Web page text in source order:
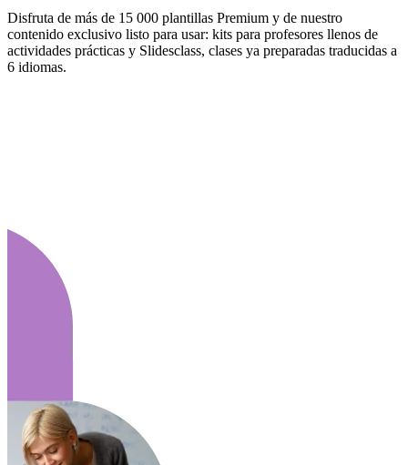
Disfruta de más de 15 000 plantillas Premium y de nuestro
contenido exclusivo listo para usar: kits para profesores llenos de
actividades prácticas y Slidesclass, clases ya preparadas traducidas a
6 idiomas.